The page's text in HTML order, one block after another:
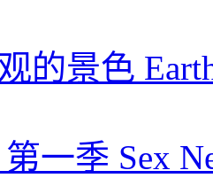
的景色
一季 Sex